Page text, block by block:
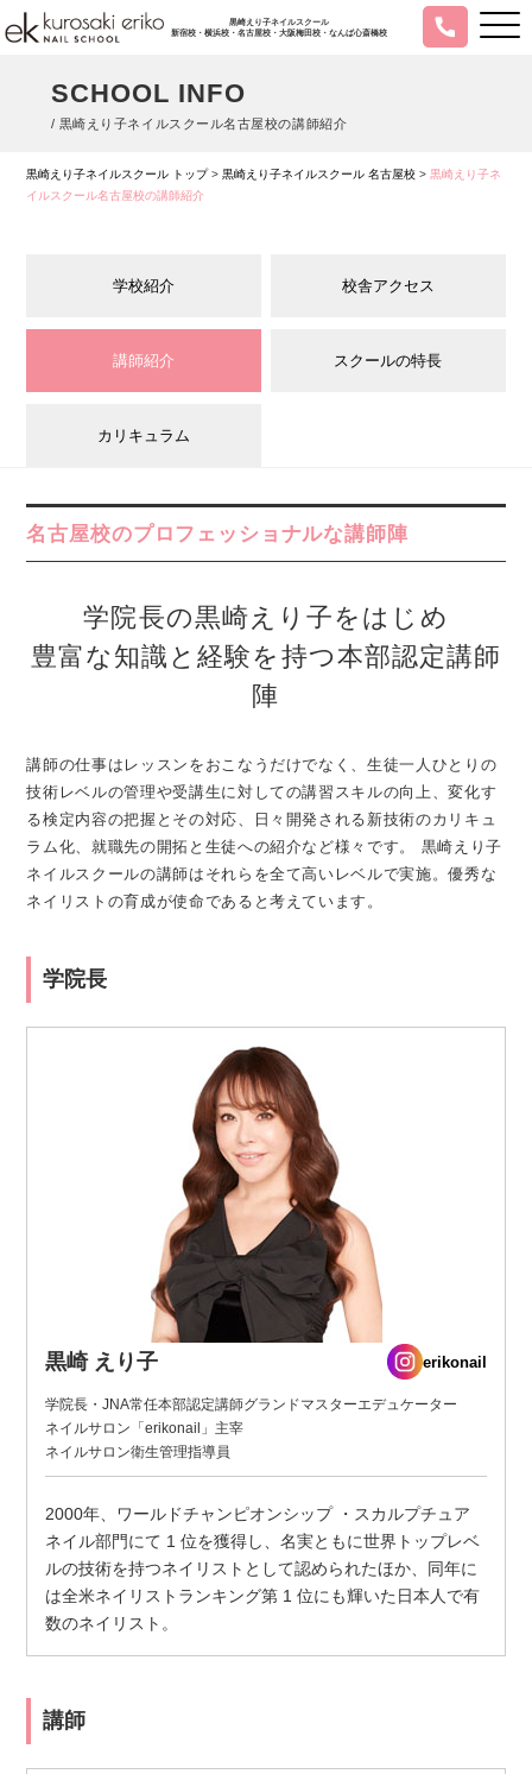
黒崎えり子ネイルスクール
新宿校・横浜校・名古屋校・大阪梅田校・なんば心斎橋校
SCHOOL INFO
/ 黒崎えり子ネイルスクール名古屋校の講師紹介
黒崎えり子ネイルスクール トップ>黒崎えり子ネイルスクール 名古屋校 >黒崎えり子ネ
イルスクール名古屋校の講師紹介
学校紹介 校舎アクセス
講師紹介 スクールの特長
カリキュラム
名古屋校のプロフェッショナルな講師陣
学院長の黒崎えり子をはじめ
豊富な知識と経験を持つ本部認定講師
陣
講師の仕事はレッスンをおこなうだけでなく、生徒一人ひとりの
技術レベルの管理や受講生に対しての講習スキルの向上、変化す
る検定内容の把握とその対応、日々開発される新技術のカリキュ
ラム化、就職先の開拓と生徒への紹介など様々です。 黒崎えり子
ネイルスクールの講師はそれらを全て高いレベルで実施。優秀な
ネイリストの育成が使命であると考えています。
学院長
黒崎 えり子 erikonail
学院長・JNA常任本部認定講師グランドマスターエデュケーター
ネイルサロン「erikonail」主宰
ネイルサロン衛生管理指導員
2000年、ワールドチャンピオンシップ ・スカルプチュア
ネイル部門にて 1 位を獲得し、名実ともに世界トップレベ
ルの技術を持つネイリストとして認められたほか、同年に
は全米ネイリストランキング第 1 位にも輝いた日本人で有
数のネイリスト。
講師